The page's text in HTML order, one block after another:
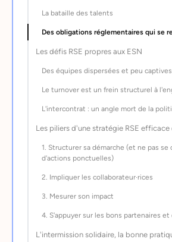
La bataille des talents
Des obligations réglementaires qui se
Les défis RSE propres aux ESN
Des équipes dispersées et peu captives
Le turnover est un frein structurel à
L'intercontrat : un angle mort de la
Les piliers d'une stratégie RSE efficace
1. Structurer sa démarche (et ne pas
d'actions ponctuelles)
2. Impliquer les collaborateur·rices
3. Mesurer son impact
4. S'appuyer sur les bons partenaires et
L'intermission solidaire, la bonne